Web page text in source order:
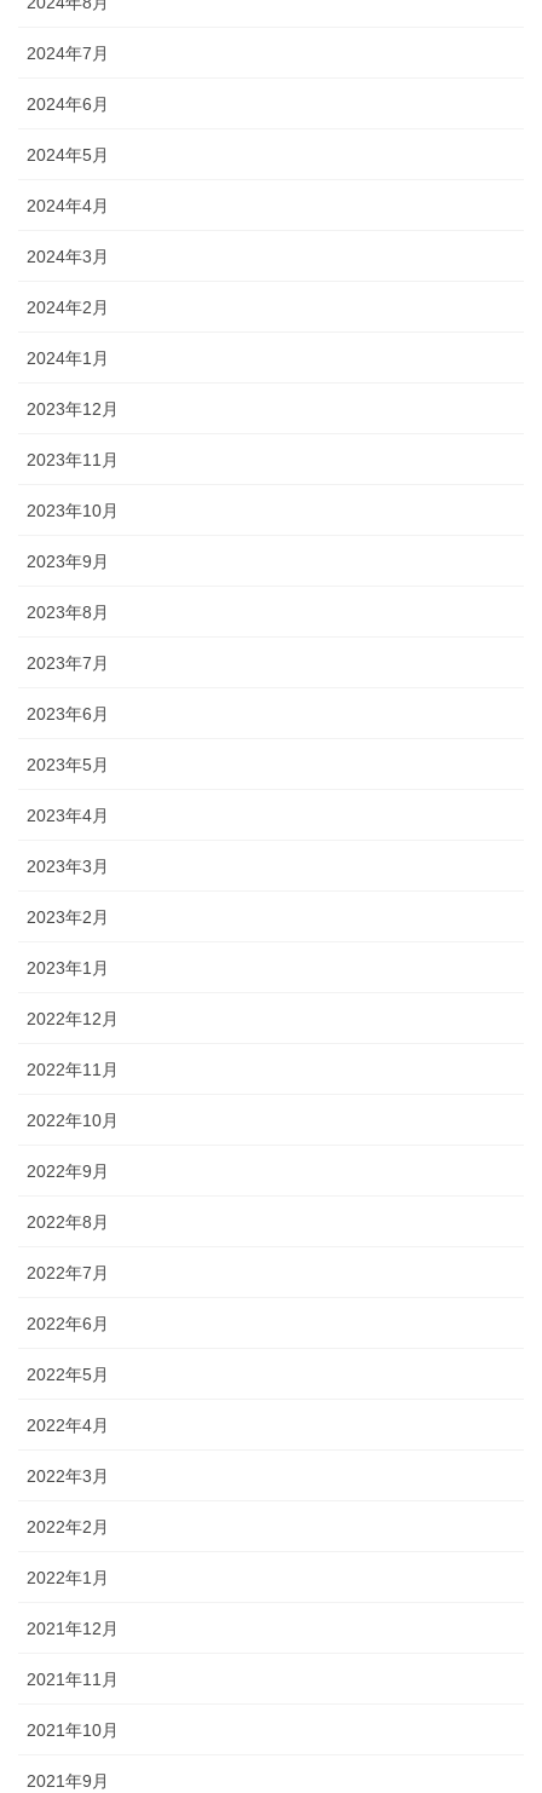
2024年7月
2024年6月
2024年5月
2024年4月
2024年3月
2024年2月
2024年1月
2023年12月
2023年11月
2023年10月
2023年9月
2023年8月
2023年7月
2023年6月
2023年5月
2023年4月
2023年3月
2023年2月
2023年1月
2022年12月
2022年11月
2022年10月
2022年9月
2022年8月
2022年7月
2022年6月
2022年5月
2022年4月
2022年3月
2022年2月
2022年1月
2021年12月
2021年11月
2021年10月
2021年9月